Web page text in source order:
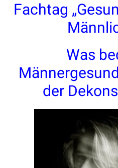
Fachtag
Was
der